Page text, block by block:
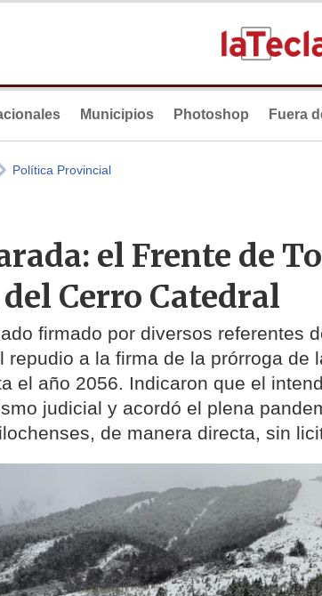
Municipios Photoshop Fuera
Política Provincial
el Frente de
Cerro Catedral
firmado por diversos referentes
repudio a la firma de la prórroga de
el año 2056. Indicaron que el
judicial y acordó el plena
de manera directa, sin